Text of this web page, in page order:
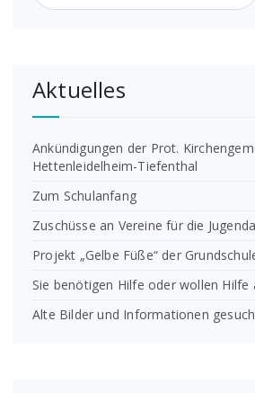
Aktuelles
Ankündigungen der Prot.
Hettenleidelheim-Tiefenthal
Zum Schulanfang
Zuschüsse an Vereine für die
Projekt „Gelbe Füße“ der
Sie benötigen Hilfe oder wollen Hilfe
Alte Bilder und Informationen